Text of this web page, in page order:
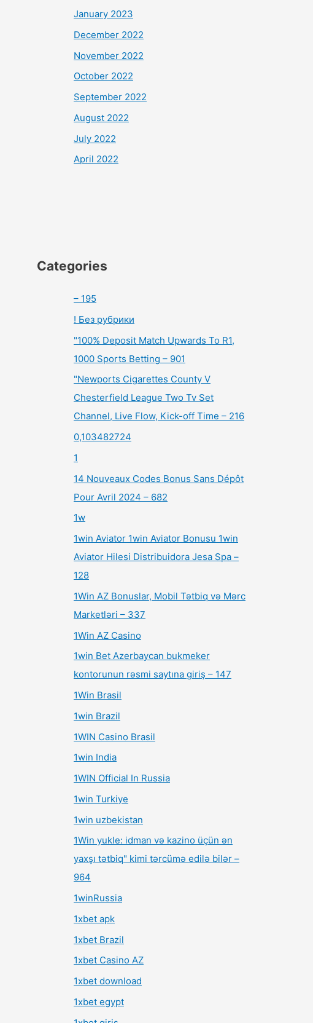
January 2023
December 2022
November 2022
October 2022
September 2022
August 2022
July 2022
April 2022
Categories
– 195
! Без рубрики
"100% Deposit Match Upwards To R1,
1000 Sports Betting – 901
"Newports Cigarettes County V
Chesterfield League Two Tv Set
Channel, Live Flow, Kick-off Time – 216
0,103482724
1
14 Nouveaux Codes Bonus Sans Dépôt
Pour Avril 2024 – 682
1w
1win Aviator 1win Aviator Bonusu 1win
Aviator Hilesi Distribuidora Jesa Spa –
128
1Win AZ Bonuslar, Mobil Tətbiq və Mərc
Marketləri – 337
1Win AZ Casino
1win Bet Azerbaycan bukmeker
kontorunun rəsmi saytına giriş – 147
1Win Brasil
1win Brazil
1WIN Casino Brasil
1win India
1WIN Official In Russia
1win Turkiye
1win uzbekistan
1Win yukle: idman və kazino üçün ən
yaxşı tətbiq" kimi tərcümə edilə bilər –
964
1winRussia
1xbet apk
1xbet Brazil
1xbet Casino AZ
1xbet download
1xbet egypt